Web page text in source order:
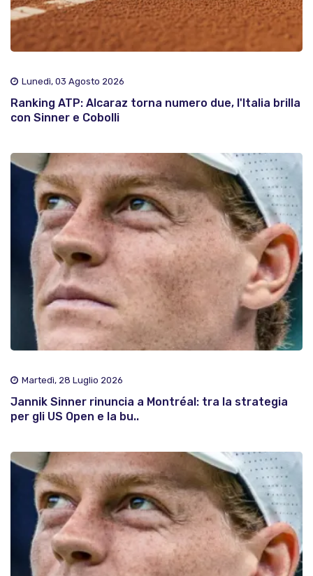
Lunedì, 03 Agosto 2026
Ranking ATP: Alcaraz torna numero due, l'Italia brilla
con Sinner e Cobolli
Martedì, 28 Luglio 2026
Jannik Sinner rinuncia a Montréal: tra la strategia
per gli US Open e la bu..